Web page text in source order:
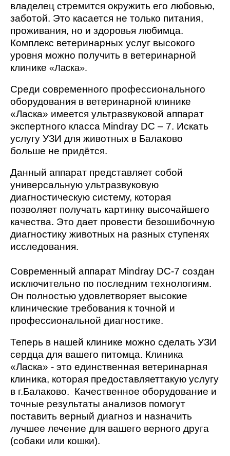
владелец стремится окружить его любовью,
заботой. Это касается не только питания,
проживания, но и здоровья любимца.
Комплекс ветеринарных услуг высокого
уровня можно получить в ветеринарной
клинике «Ласка».
Среди современного профессионального
оборудования в ветеринарной клинике
«Ласка» имеется ультразвуковой аппарат
экспертного класса Mindray DC – 7. Искать
услугу УЗИ для животных в Балаково
больше не придётся.
Данный аппарат представляет собой
универсальную ультразвуковую
диагностическую систему, которая
позволяет получать картинку высочайшего
качества. Это дает провести безошибочную
диагностику животных на разных ступенях
исследования.
Современный аппарат Mindray DC-7 создан
исключительно по последним технологиям.
Он полностью удовлетворяет высокие
клинические требования к точной и
профессиональной диагностике.
Теперь в нашей клинике можно сделать УЗИ
сердца для вашего питомца. Клиника
«Ласка» - это единственная ветеринарная
клиника, которая предоставляеттакую услугу
в г.Балаково. Качественное оборудование и
точные результаты анализов помогут
поставить верный диагноз и назначить
лучшее лечение для вашего верного друга
(собаки или кошки).